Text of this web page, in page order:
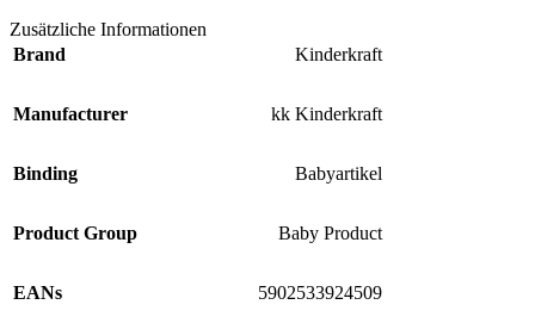
Zusätzliche Informationen
Brand
Kinderkraft
Manufacturer kk Kinderkraft
Binding Babyartikel
Product Group Baby Product
EANs 5902533924509